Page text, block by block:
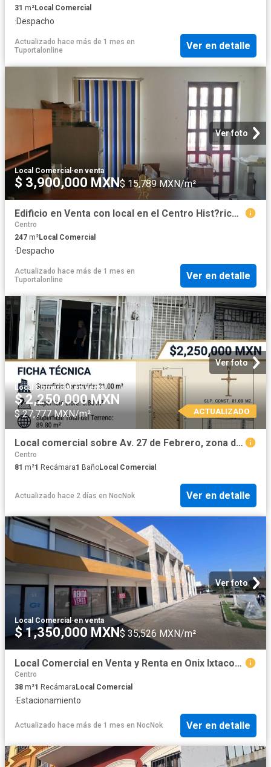
31 m²Local Comercial
·Despacho
Actualizado hace más de 1 mes en
Tuportalonline
Ver en detalle
Ver foto
Local Comercial ·en venta
$ 3,900,000 MXN$ 15,789 MXN/m²
Edificio en Venta con local en el Centro Hist?rico de Villahermosa
Centro
247 m²Local Comercial
·Despacho
Actualizado hace más de 1 mes en
Tuportalonline
Ver en detalle
Ver foto
Local Comercial·en venta
$ 2,250,000 MXN
$ 27,777 MXN/m² ACTUALIZADO
Local comercial sobre Av. 27 de Febrero, zona de alto tráfico vehicular y peatonal
Centro
81 m²1 Recámara1 BañoLocal Comercial
Actualizado hace 2 días en NocNok Ver en detalle
Ver foto
Local Comercial ·en venta
$ 1,350,000 MXN$ 35,526 MXN/m²
Local Comercial en Venta y Renta en Onix Ixtacomitán en la Zona Sur de Villahermosa, Tabasco
Centro
38 m²1 Recámara Local Comercial
·Estacionamiento
Actualizado hace más de 1 mes en NocNok Ver en detalle